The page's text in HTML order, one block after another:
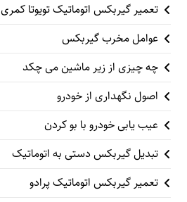
تعمیر گیربکس اتوماتیک تویوتا کمری
عوامل مخرب گیربکس
چه چیزی از زیر ماشین می چکد
اصول نگهداری از خودرو
عیب یابی خودرو با بو کردن
تبدیل گیربکس دستی به اتوماتیک
تعمیر گیربکس اتوماتیک پرادو